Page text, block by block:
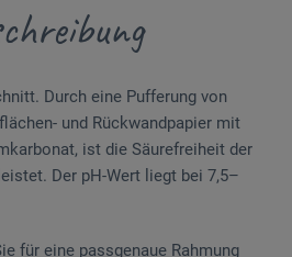
Durch eine Pufferung von
und Rückwandpapier mit
ist die Säurefreiheit der
Der pH-Wert liegt bei 7,5–
für eine passgenaue Rahmung